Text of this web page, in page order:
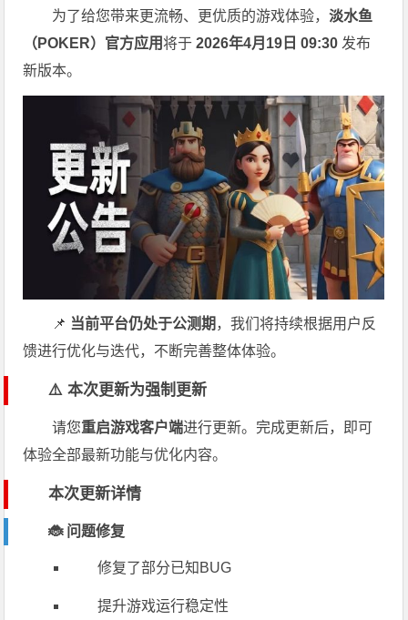
为了给您带来更流畅、更优质的游戏体验，淡水鱼
（POKER）官方应用将于2026年4月19日 09:30 发布
新版本。
📌 当前平台仍处于公测期 ，我们将持续根据用户反
馈进行优化与迭代，不断完善整体体验。
⚠️ 本次更新为强制更新
请您重启游戏客户端进行更新。完成更新后，即可
体验全部最新功能与优化内容。
本次更新详情
🐞 问题修复
修复了部分已知BUG
提升游戏运行稳定性